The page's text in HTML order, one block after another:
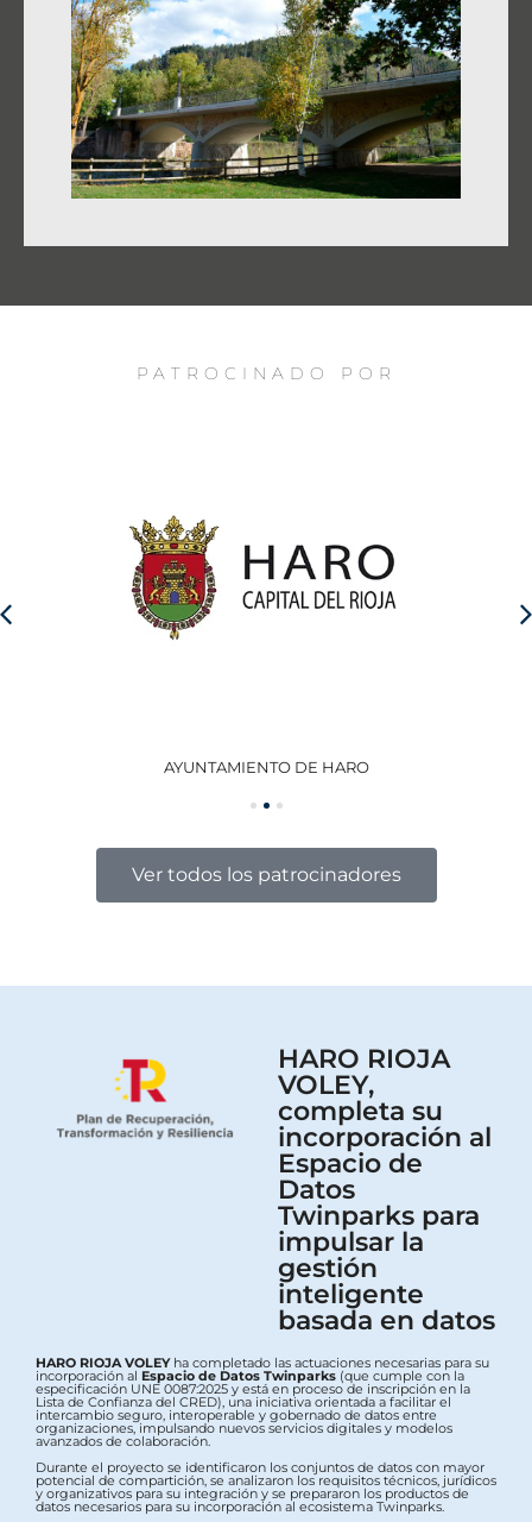
PATROCINADO POR
AYUNTAMIENTO DE HARO
Ver todos los patrocinadores
HARO RIOJA
VOLEY,
completa su
incorporación al
Espacio de
Datos
Twinparks para
impulsar la
gestión
inteligente
basada en datos
HARO RIOJA VOLEYha completado las actuaciones necesarias para su
incorporación al Espacio de Datos Twinparks (que cumple con la
especificación UNE 0087:2025 y está en proceso de inscripción en la
Lista de Confianza del CRED), una iniciativa orientada a facilitar el
intercambio seguro, interoperable y gobernado de datos entre
organizaciones, impulsando nuevos servicios digitales y modelos
avanzados de colaboración.
Durante el proyecto se identificaron los conjuntos de datos con mayor
potencial de compartición, se analizaron los requisitos técnicos, jurídicos
y organizativos para su integración y se prepararon los productos de
datos necesarios para su incorporación al ecosistema Twinparks.